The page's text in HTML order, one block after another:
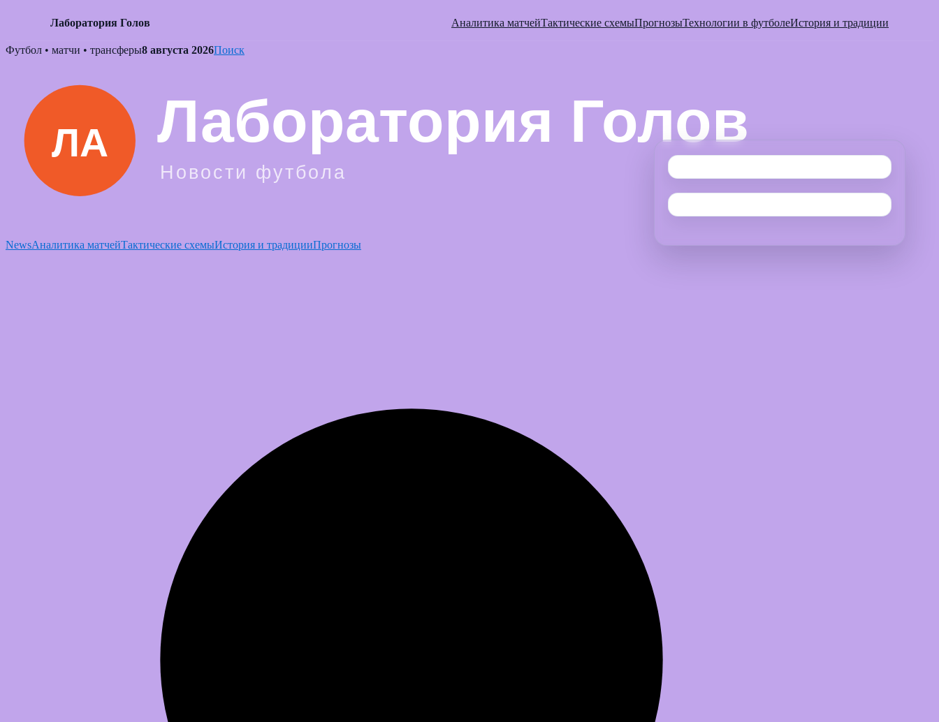
Лаборатория Голов Аналитика матчейТактические схемыПрогнозыТехнологии в футболеИстория и традиции
Skip
Футбол • матчи • трансферы8 августа 2026Поиск
NewsАналитика матчейТактические схемыИстория и традицииПрогнозы